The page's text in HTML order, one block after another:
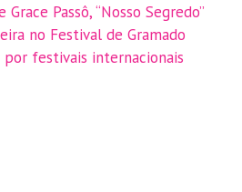
Passô, “Nosso Segredo”
no Festival de Gramado
por festivais internacionais